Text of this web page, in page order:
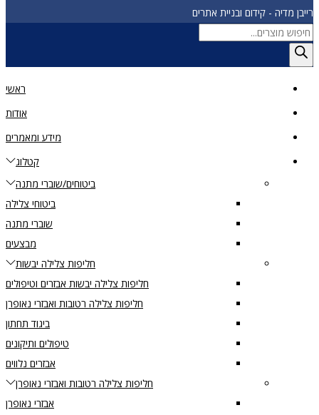
רייבן מדיה - קידום ובניית אתרים
Products
search
ראשי
אודות
מידע ומאמרים
קטלוג
ביטוחים/שוברי מתנה
ביטוחי צלילה
שוברי מתנה
מבצעים
חליפות צלילה יבשות
חליפות צלילה יבשות אבזרים וטיפולים
חליפות צלילה רטובות ואבזרי נאופרן
ביגוד תחתון
טיפולים ותיקונים
אבזרים נלווים
חליפות צלילה רטובות ואבזרי נאופרן
אבזרי נאופרן